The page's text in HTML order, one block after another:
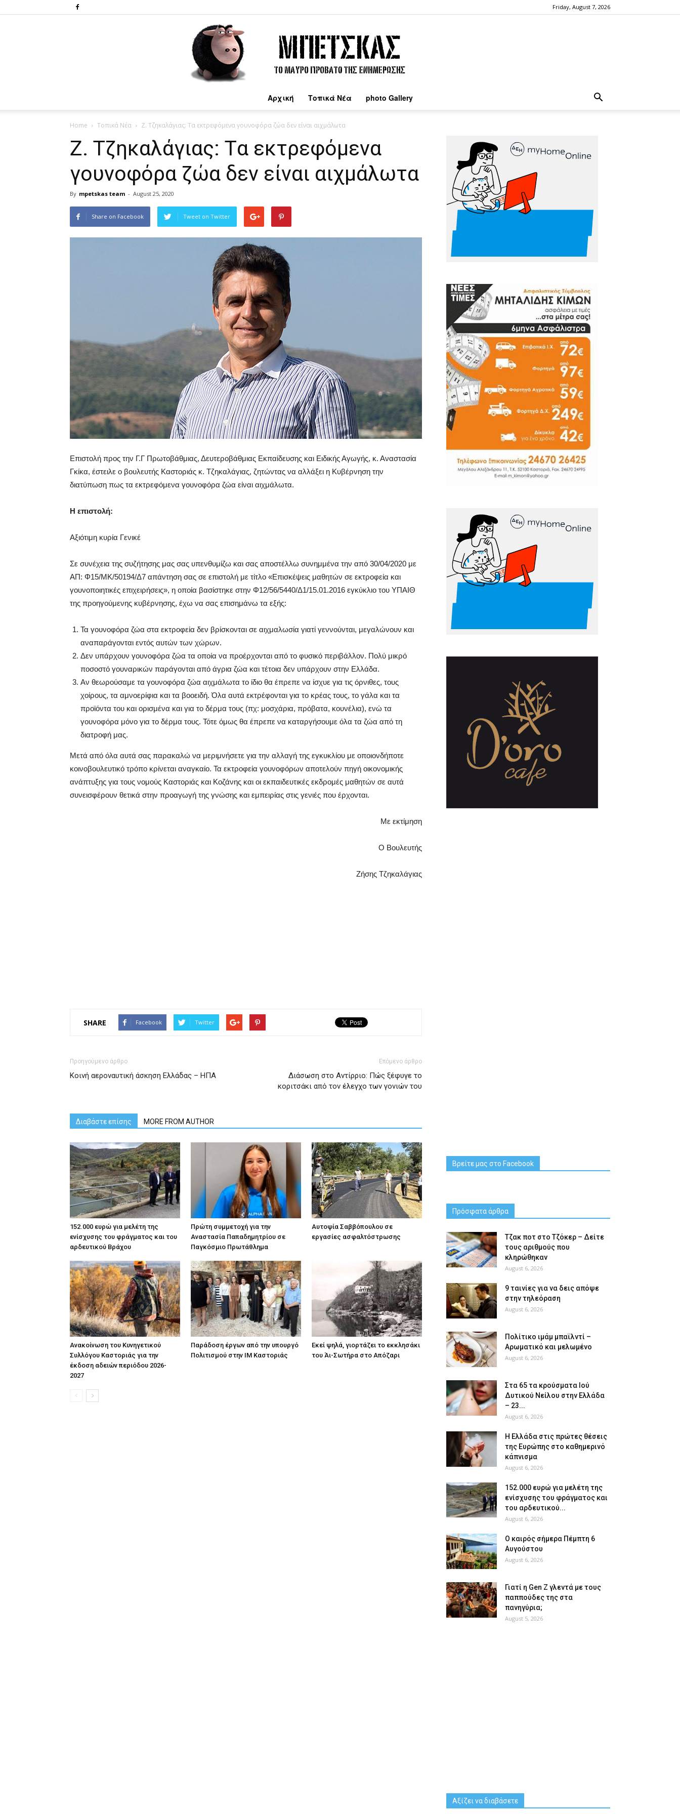
Friday, August 7, 2026
Αρχική Τοπικά Νέα photo Gallery
Home Τοπικά Νέα Ζ. Τζηκαλάγιας: Tα εκτρεφόμενα γουνοφόρα ζώα δεν είναι αιχμάλωτα
Ζ. Τζηκαλάγιας: Tα εκτρεφόμενα
γουνοφόρα ζώα δεν είναι αιχμάλωτα
By mpetskas team - August 25, 2020
Share on Facebook Tweet on Twitter
Επιστολή προς την Γ.Γ Πρωτοβάθμιας, Δευτεροβάθμιας Εκπαίδευσης και Ειδικής Αγωγής, κ. Αναστασία
Γκίκα, έστειλε ο βουλευτής Καστοριάς κ. Τζηκαλάγιας, ζητώντας να αλλάξει η Κυβέρνηση την
διατύπωση πως τα εκτρεφόμενα γουνοφόρα ζώα είναι αιχμάλωτα.
Η επιστολή:
Αξιότιμη κυρία Γενικέ
Σε συνέχεια της συζήτησης μας σας υπενθυμίζω και σας αποστέλλω συνημμένα την από 30/04/2020 με
ΑΠ: Φ15/ΜΚ/50194/Δ7 απάντηση σας σε επιστολή με τίτλο «Επισκέψεις μαθητών σε εκτροφεία και
γουνοποιητικές επιχειρήσεις», η οποία βασίστηκε στην Φ12/56/5440/Δ1/15.01.2016 εγκύκλιο του ΥΠΑΙΘ
της προηγούμενης κυβέρνησης, έχω να σας επισημάνω τα εξής:
Τα γουνοφόρα ζώα στα εκτροφεία δεν βρίσκονται σε αιχμαλωσία γιατί γεννούνται, μεγαλώνουν και
αναπαράγονται εντός αυτών των χώρων.
Δεν υπάρχουν γουνοφόρα ζώα τα οποία να προέρχονται από το φυσικό περιβάλλον. Πολύ μικρό
ποσοστό γουναρικών παράγονται από άγρια ζώα και τέτοια δεν υπάρχουν στην Ελλάδα.
Αν θεωρούσαμε τα γουνοφόρα ζώα αιχμάλωτα το ίδιο θα έπρεπε να ίσχυε για τις όρνιθες, τους
χοίρους, τα αμνοερίφια και τα βοοειδή. Όλα αυτά εκτρέφονται για το κρέας τους, το γάλα και τα
προϊόντα του και ορισμένα και για το δέρμα τους (πχ: μοσχάρια, πρόβατα, κουνέλια), ενώ τα
γουνοφόρα μόνο για το δέρμα τους. Τότε όμως θα έπρεπε να καταργήσουμε όλα τα ζώα από τη
διατροφή μας.
Μετά από όλα αυτά σας παρακαλώ να μεριμνήσετε για την αλλαγή της εγκυκλίου με οποιονδήποτε
κοινοβουλευτικό τρόπο κρίνεται αναγκαίο. Τα εκτροφεία γουνοφόρων αποτελούν πηγή οικονομικής
ανάπτυξης για τους νομούς Καστοριάς και Κοζάνης και οι εκπαιδευτικές εκδρομές μαθητών σε αυτά
συνεισφέρουν θετικά στην προαγωγή της γνώσης και εμπειρίας στις γενιές που έρχονται.
Με εκτίμηση
Ο Βουλευτής
Ζήσης Τζηκαλάγιας
SHARE Facebook Twitter
Προηγούμενο άρθρο
Κοινή αεροναυτική άσκηση Ελλάδας – ΗΠΑ
Επόμενο άρθρο
Διάσωση στο Αντίρριο: Πώς ξέφυγε το
κοριτσάκι από τον έλεγχο των γονιών του
Διαβάστε επίσης MORE FROM AUTHOR
152.000 ευρώ για μελέτη της
ενίσχυσης του φράγματος και του
αρδευτικού Βράχου
Πρώτη συμμετοχή για την
Αναστασία Παπαδημητρίου σε
Παγκόσμιο Πρωτάθλημα
Αυτοψία Σαββόπουλου σε
εργασίες ασφαλτόστρωσης
Ανακοίνωση του Κυνηγετικού
Συλλόγου Καστοριάς για την
έκδοση αδειών περιόδου 2026-
2027
Παράδοση έργων από την υπουργό
Πολιτισμού στην ΙΜ Καστοριάς
Εκεί ψηλά, γιορτάζει το εκκλησάκι
του Άι-Σωτήρα στο Απόζαρι
Βρείτε μας στο Facebook
Πρόσφατα άρθρα
Tζακ ποτ στο Τζόκερ – Δείτε
τους αριθμούς που
κληρώθηκαν
August 6, 2026
9 ταινίες για να δεις απόψε
στην τηλεόραση
August 6, 2026
Πολίτικο ιμάμ μπαϊλντί –
Αρωματικό και μελωμένο
August 6, 2026
Στα 65 τα κρούσματα Ιού
Δυτικού Νείλου στην Ελλάδα
– 23...
August 6, 2026
Η Ελλάδα στις πρώτες θέσεις
της Ευρώπης στο καθημερινό
κάπνισμα
August 6, 2026
152.000 ευρώ για μελέτη της
ενίσχυσης του φράγματος και
του αρδευτικού...
August 6, 2026
Ο καιρός σήμερα Πέμπτη 6
Αυγούστου
August 6, 2026
Γιατί η Gen Z γλεντά με τους
παππούδες της στα
πανηγύρια;
August 5, 2026
Αξίζει να διαβάσετε